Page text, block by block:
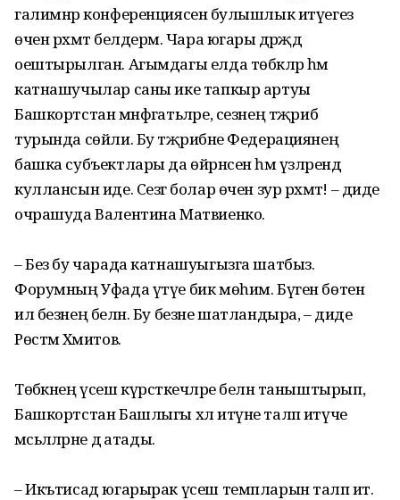
галимнәр конференциясенә булышлык итүегез
өчен рәхмәт белдерәм. Чара югары дәрәҗәдә
оештырылган. Агымдагы елда төбәкләр һәм
катнашучылар саны ике тапкыр артуы
Башкортстан мәнфәгатьләре, сезнең тәҗрибә
турында сөйли. Бу тәҗрибәне Федерациянең
башка субъектлары да өйрәнсен һәм үзләрендә
куллансын иде. Сезгә болар өчен зур рәхмәт! – диде
очрашуда Валентина Матвиенко.
– Без бу чарада катнашуыгызга шатбыз.
Форумның Уфада үтүе бик мөһим. Бүген бөтен
ил безнең белән. Бу безне шатландыра, – диде
Рөстәм Хәмитов.
Төбәкнең үсеш күрсәткечләре белән таныштырып,
Башкортстан Башлыгы хәл итүне таләп итүче
мәсьәләләрне дә атады.
– Икътисад югарырак үсеш темпларын таләп итә.